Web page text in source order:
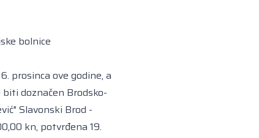
bolnice
prosinca ove godine, a
doznačen Brodsko-
Slavonski Brod -
kn, potvrđena 19.